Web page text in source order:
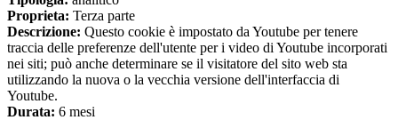
Proprieta: Terza parte
Descrizione: Questo cookie è impostato da Youtube per tenere
traccia delle preferenze dell'utente per i video di Youtube incorporati
nei siti; può anche determinare se il visitatore del sito web sta
utilizzando la nuova o la vecchia versione dell'interfaccia di
Youtube.
Durata: 6 mesi